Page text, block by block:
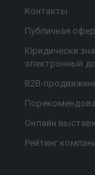
Контакты
Публичная
Юридически
электронный
B2B-
Онлайн
Рейтинг